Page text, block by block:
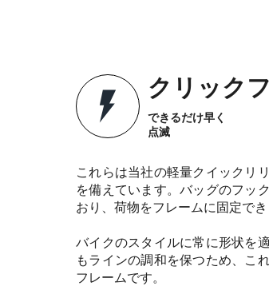
クリック
できるだけ早く
点滅
これらは当社の軽量クイックリ
を備えています。バッグのフッ
おり、荷物をフレームに固定でき
バイクのスタイルに常に形状を
もラインの調和を保つため、こ
フレームです。